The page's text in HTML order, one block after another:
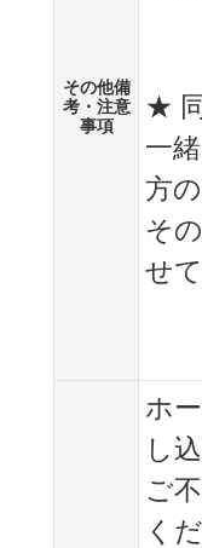
その他備
考・注意
事項
★
一
方
そ
せ
ホ
し
ご
く